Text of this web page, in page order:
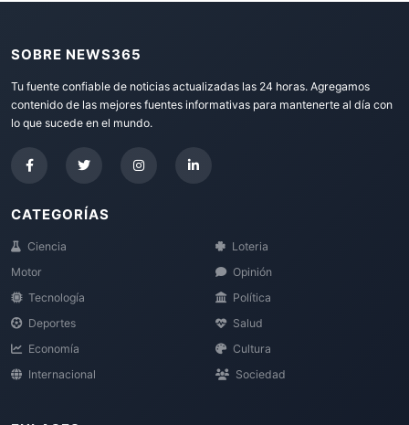
SOBRE NEWS365
Tu fuente confiable de noticias actualizadas las 24 horas. Agregamos
contenido de las mejores fuentes informativas para mantenerte al día con
lo que sucede en el mundo.
CATEGORÍAS
Ciencia
Motor
Tecnología
Deportes
Economía
Internacional
Loteria
Opinión
Política
Salud
Cultura
Sociedad